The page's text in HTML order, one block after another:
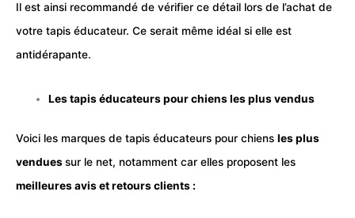
Il est ainsi recommandé de vérifier ce détail lors de l’achat de
votre tapis éducateur. Ce serait même idéal si elle est
antidérapante.
Les tapis éducateurs pour chiens les plus vendus
Voici les marques de tapis éducateurs pour chiens les plus
venduessur le net, notamment car elles proposent les
meilleures avis et retours clients :